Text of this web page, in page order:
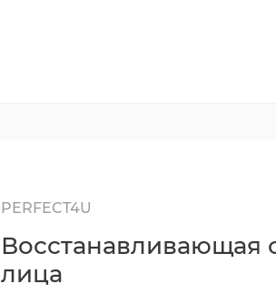
PERFECT4U
Восстанавливающая
лица